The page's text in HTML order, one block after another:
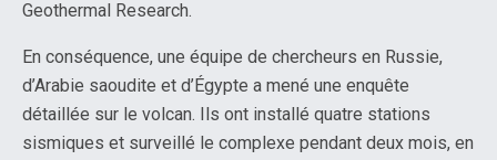
Geothermal Research.
En conséquence, une équipe de chercheurs en Russie,
d’Arabie saoudite et d’Égypte a mené une enquête
détaillée sur le volcan. Ils ont installé quatre stations
sismiques et surveillé le complexe pendant deux mois, en